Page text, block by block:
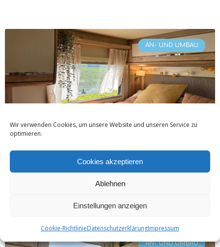
Wir verwenden Cookies, um unsere Website und unseren Service zu
optimieren.
Cookies akzeptieren
Ablehnen
Einstellungen anzeigen
Cookie-RichtlinieDatenschutzerklärungImpressum
AN- UND UMBAU
Matratze für Wohnmobil & Wohnwagen
AN- UND UMBAU